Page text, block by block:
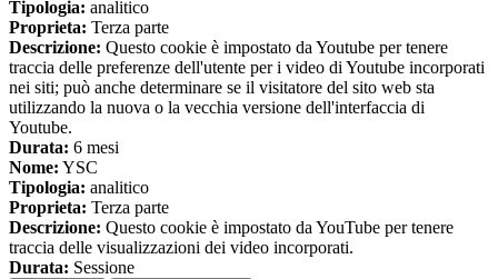
Tipologia: analitico
Proprieta: Terza parte
Descrizione: Questo cookie è impostato da Youtube per tenere
traccia delle preferenze dell'utente per i video di Youtube incorporati
nei siti; può anche determinare se il visitatore del sito web sta
utilizzando la nuova o la vecchia versione dell'interfaccia di
Youtube.
Durata: 6 mesi
Nome: YSC
Tipologia: analitico
Proprieta: Terza parte
Descrizione: Questo cookie è impostato da YouTube per tenere
traccia delle visualizzazioni dei video incorporati.
Durata: Sessione